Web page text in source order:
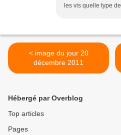
les vis quelle type
< image du jour 20
décembre 2011
Hébergé par Overblog
Top articles
Pages